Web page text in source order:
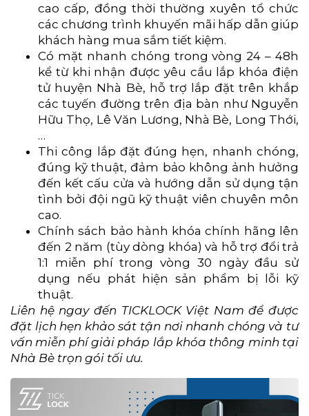
cao cấp, đồng thời thường xuyên tổ chức
các chương trình khuyến mãi hấp dẫn giúp
khách hàng mua sắm tiết kiệm.
Có mặt nhanh chóng trong vòng 24 – 48h
kể từ khi nhận được yêu cầu lắp khóa điện
tử huyện Nhà Bè, hỗ trợ lắp đặt trên khắp
các tuyến đường trên địa bàn như Nguyễn
Hữu Thọ, Lê Văn Lương, Nhà Bè, Long Thới,
…
Thi công lắp đặt đúng hẹn, nhanh chóng,
đúng kỹ thuật, đảm bảo không ảnh hưởng
đến kết cấu cửa và hướng dẫn sử dụng tận
tình bởi đội ngũ kỹ thuật viên chuyên môn
cao.
Chính sách bảo hành khóa chính hãng lên
đến 2 năm (tùy dòng khóa) và hỗ trợ đổi trả
1:1 miễn phí trong vòng 30 ngày đầu sử
dụng nếu phát hiện sản phẩm bị lỗi kỹ
thuật.
Liên hệ ngay đến TICKLOCK Việt Nam để được
đặt lịch hẹn khảo sát tận nơi nhanh chóng và tư
vấn miễn phí giải pháp lắp khóa thông minh tại
Nhà Bè trọn gói tối ưu.